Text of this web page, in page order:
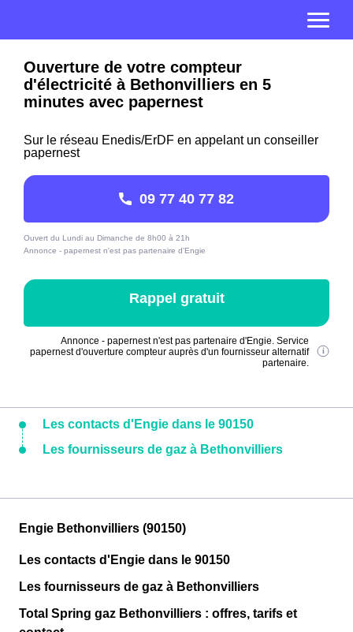
Ouverture de votre compteur
d'électricité à Bethonvilliers en 5
minutes avec papernest
Sur le réseau Enedis/ErDF en appelant un conseiller
papernest
09 77 40 77 82
Ouvert du Lundi au Dimanche de 8h00 à 21h
Annonce - papernest n'est pas partenaire d'Engie
Rappel gratuit
Annonce - papernest n'est pas partenaire d'Engie. Service
papernest d'ouverture compteur auprès d'un fournisseur alternatif
partenaire.
Les contacts d'Engie dans le 90150
Les fournisseurs de gaz à Bethonvilliers
Engie Bethonvilliers (90150)
Les contacts d'Engie dans le 90150
Les fournisseurs de gaz à Bethonvilliers
Total Spring gaz Bethonvilliers : offres, tarifs et